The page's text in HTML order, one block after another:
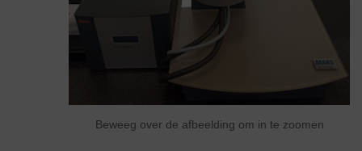
Beweeg over de afbeelding om in te zoomen